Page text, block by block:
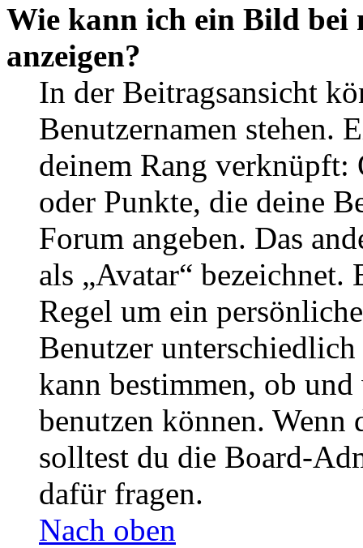
Wie kann ich ein Bild bei
anzeigen?
In der Beitragsansicht
Benutzernamen stehen.
deinem Rang verknüpft:
oder Punkte, die deine
Forum angeben. Das
als „Avatar“
Regel um ein
Benutzer
kann bestimmen, ob
benutzen können. Wenn
solltest du die Board-
dafür fragen.
Nach oben